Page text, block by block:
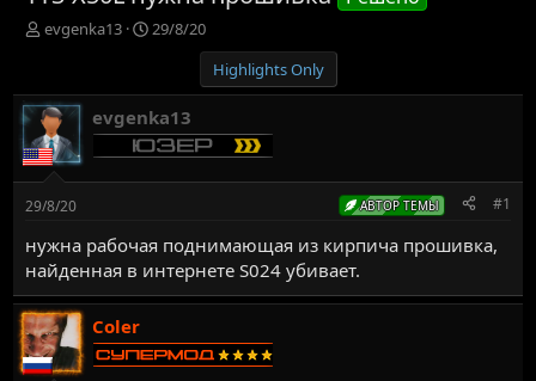
А
о
р
т
е
м
ы
evgenka13
Д
а
н
а
ч
а
29/8/20
Highlights Only
evgenka13
29/8/20 АВТОР ТЕМЫ #1
нужна рабочая поднимающая из кирпича прошивка,
найденная в интернете S024 убивает.
Coler